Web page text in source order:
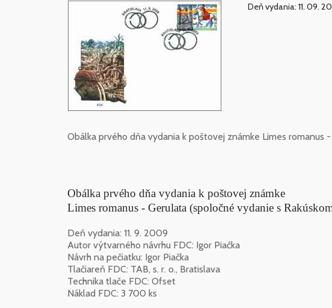
Deň vydania: 11. 09.
Obálka prvého dňa vydania k poštovej známke Limes romanus
Obálka prvého dňa vydania k poštovej známke
Limes romanus - Gerulata (spoločné vydanie s
Deň vydania: 11. 9. 2009
Autor výtvarného návrhu FDC: Igor Piačka
Návrh na pečiatku: Igor Piačka
Tlačiareň FDC: TAB, s. r. o., Bratislava
Technika tlače FDC: Ofset
Náklad FDC: 3 700 ks